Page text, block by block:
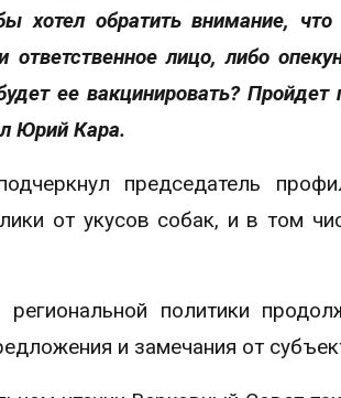
хотел обратить внимание, что
ответственное лицо, либо
ее вакцинировать?
Юрий Кара.
председатель
от укусов собак, и в том
политики
и замечания от